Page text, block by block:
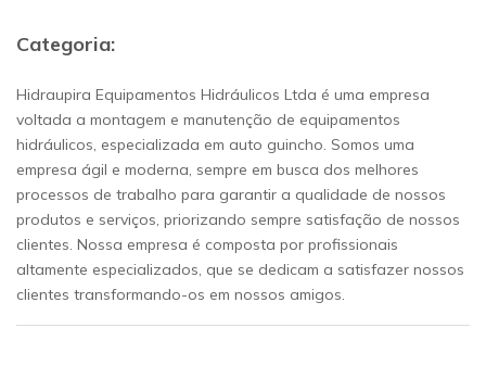
Categoria:
Hidraupira Equipamentos Hidráulicos Ltda é uma empresa
voltada a montagem e manutenção de equipamentos
hidráulicos, especializada em auto guincho. Somos uma
empresa ágil e moderna, sempre em busca dos melhores
processos de trabalho para garantir a qualidade de nossos
produtos e serviços, priorizando sempre satisfação de nossos
clientes. Nossa empresa é composta por profissionais
altamente especializados, que se dedicam a satisfazer nossos
clientes transformando-os em nossos amigos.